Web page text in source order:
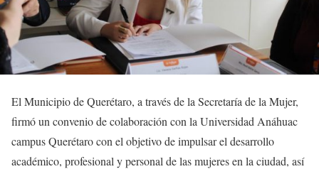
El Municipio de Querétaro, a través de la Secretaría de la Mujer,
firmó un convenio de colaboración con la Universidad Anáhuac
campus Querétaro con el objetivo de impulsar el desarrollo
académico, profesional y personal de las mujeres en la ciudad, así